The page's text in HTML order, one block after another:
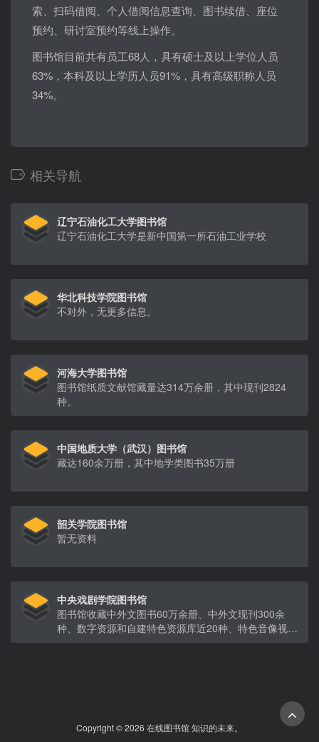
索、扫码借阅、个人借阅信息查询、图书续借、座位
预约、研讨室预约等线上操作。
图书馆目前共有员工68人，具有硕士及以上学位人员
63%，本科及以上学历人员91%，具有高级职称人员
34%。
相关导航
辽宁石油化工大学图书馆
辽宁石油化工大学是新中国第一所石油工业学校
华北科技学院图书馆
不对外，无更多信息。
河海大学图书馆
图书馆纸质文献馆藏量达314万余册，其中现刊2824
种。
中国地质大学（武汉）图书馆
藏达160余万册，其中地学类图书35万册
韶关学院图书馆
暂无资料
中央戏剧学院图书馆
图书馆收藏中外文图书60万余册、中外文现刊300余
种、数字资源和自建特色资源库近20种、特色音像视频
资源1万余种、民国时期唱片5000余张、线装古籍及民
Copyright © 2026 在线图书馆 知识的未来。